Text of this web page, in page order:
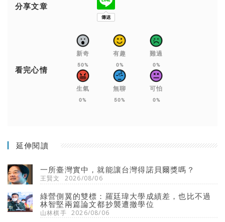
分享文章
看完心情
新奇
50%
有趣
0%
難過
0%
生氣
0%
無聊
50%
可怕
0%
延伸閱讀
一所臺灣實中，就能讓台灣得諾貝爾獎嗎？
王賢文 2026/08/06
綠營側翼的雙標：羅廷瑋大學成績差，也比不過
林智堅兩篇論文都抄襲遭撤學位
山林棋手 2026/08/06